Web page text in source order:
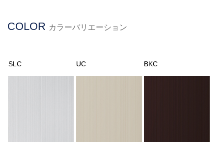
COLOR カラーバリエーション
SLC UC BKC